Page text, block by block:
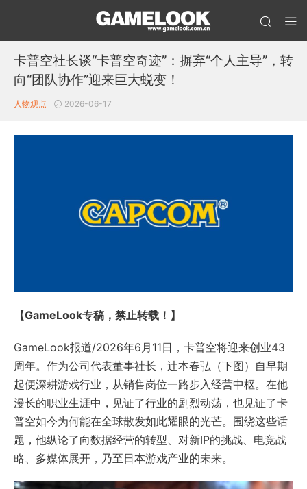
卡普空社长谈“卡普空奇迹”：摒弃“个人主导”，转
向“团队协作”迎来巨大蜕变！
人物观点 2026-06-17
【GameLook专稿，禁止转载！】
GameLook报道/2026年6月11日，卡普空将迎来创业43
周年。作为公司代表董事社长，辻本春弘（下图）自早期
起便深耕游戏行业，从销售岗位一路步入经营中枢。在他
漫长的职业生涯中，见证了行业的剧烈动荡，也见证了卡
普空如今为何能在全球散发如此耀眼的光芒。围绕这些话
题，他纵论了向数据经营的转型、对新IP的挑战、电竞战
略、多媒体展开，乃至日本游戏产业的未来。